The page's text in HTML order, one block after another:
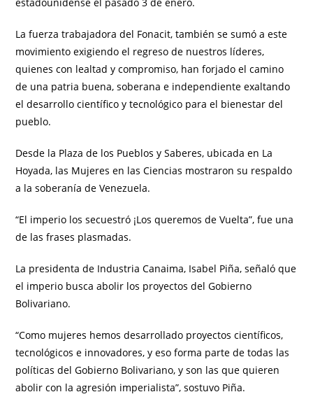
La fuerza trabajadora del Fonacit, también se sumó a este
movimiento exigiendo el regreso de nuestros líderes,
quienes con lealtad y compromiso, han forjado el camino
de una patria buena, soberana e independiente exaltando
el desarrollo científico y tecnológico para el bienestar del
pueblo.
Desde la Plaza de los Pueblos y Saberes, ubicada en La
Hoyada, las Mujeres en las Ciencias mostraron su respaldo
a la soberanía de Venezuela.
“El imperio los secuestró ¡Los queremos de Vuelta”, fue una
de las frases plasmadas.
La presidenta de Industria Canaima, Isabel Piña, señaló que
el imperio busca abolir los proyectos del Gobierno
Bolivariano.
“Como mujeres hemos desarrollado proyectos científicos,
tecnológicos e innovadores, y eso forma parte de todas las
políticas del Gobierno Bolivariano, y son las que quieren
abolir con la agresión imperialista”, sostuvo Piña.